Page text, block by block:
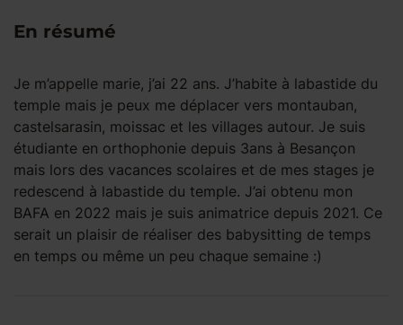
En résumé
Je m’appelle marie, j’ai 22 ans. J’habite à labastide du
temple mais je peux me déplacer vers montauban,
castelsarasin, moissac et les villages autour. Je suis
étudiante en orthophonie depuis 3ans à Besançon
mais lors des vacances scolaires et de mes stages je
redescend à labastide du temple. J’ai obtenu mon
BAFA en 2022 mais je suis animatrice depuis 2021. Ce
serait un plaisir de réaliser des babysitting de temps
en temps ou même un peu chaque semaine :)